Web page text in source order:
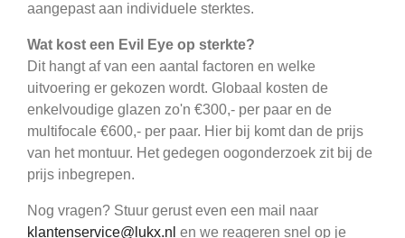
aangepast aan individuele sterktes.
Wat kost een Evil Eye op sterkte?
Dit hangt af van een aantal factoren en welke
uitvoering er gekozen wordt. Globaal kosten de
enkelvoudige glazen zo'n €300,- per paar en de
multifocale €600,- per paar. Hier bij komt dan de prijs
van het montuur. Het gedegen oogonderzoek zit bij de
prijs inbegrepen.
Nog vragen? Stuur gerust even een mail naar
klantenservice@lukx.nl en we reageren snel op je